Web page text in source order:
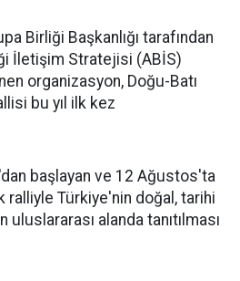
Birliği Başkanlığı tarafından
İletişim Stratejisi (ABİS)
organizasyon, Doğu-Batı
bu yıl ilk kez
başlayan ve 12 Ağustos'ta
ralliyle Türkiye'nin doğal, tarihi
alanda tanıtılması